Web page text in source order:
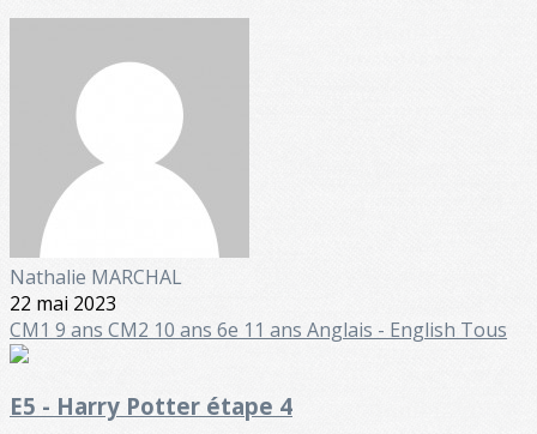
Nathalie MARCHAL
22 mai 2023
CM1 9 ans CM2 10 ans 6e 11 ans Anglais - English Tous
E5 - Harry Potter étape 4